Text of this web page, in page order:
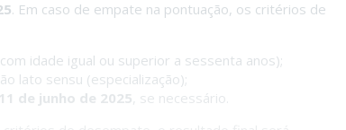
. Em caso de empate na pontuação, os critérios de
idade igual ou superior a sessenta anos);
lato sensu (especialização);
11 de junho de 2025 , se necessário.